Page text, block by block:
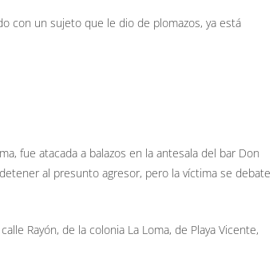
con un sujeto que le dio de plomazos, ya está
fue atacada a balazos en la antesala del bar Don
al presunto agresor, pero la víctima se debate
Rayón, de la colonia La Loma, de Playa Vicente,